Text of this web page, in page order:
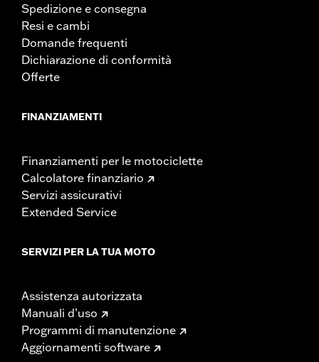
Spedizione e consegna
Resi e cambi
Domande frequenti
Dichiarazione di conformità
Offerte
FINANZIAMENTI
Finanziamenti per le motociclette
Calcolatore finanziario
Servizi assicurativi
Extended Service
SERVIZI PER LA TUA MOTO
Assistenza autorizzata
Manuali d’uso
Programmi di manutenzione
Aggiornamenti software